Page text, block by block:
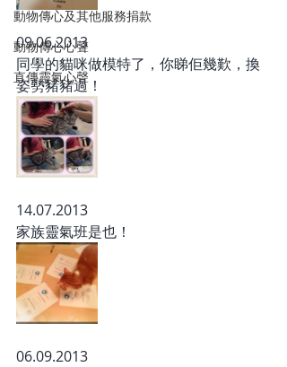
動物傳心及其他服務捐款
動物傳心心聲
直傳靈氣心聲
09.06.2013
同學的貓咪做模特了，你睇佢幾歎，換
姿勢豬豬過！
14.07.2013
家族靈氣班是也！
06.09.2013